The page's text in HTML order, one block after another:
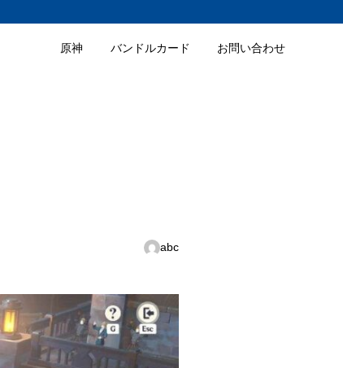
原神 バンドルカード お問い合わせ
abc